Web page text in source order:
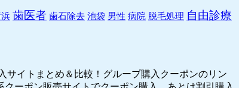
ク
ポ
ン
歯医者 歯石除去 池袋 男性 病院 脱毛処理 自由診療
サイトまとめ＆比較！グループ購入クーポンのリン